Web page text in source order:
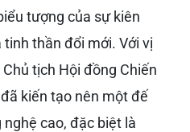
tượng của sự kiên
thần đổi mới. Với vị
tịch Hội đồng Chiến
kiến tạo nên một đế
cao, đặc biệt là